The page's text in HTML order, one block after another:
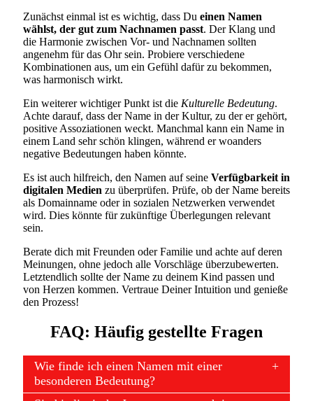
Zunächst einmal ist es wichtig, dass Du einen Namen
wählst, der gut zum Nachnamen passt. Der Klang und
die Harmonie zwischen Vor- und Nachnamen sollten
angenehm für das Ohr sein. Probiere verschiedene
Kombinationen aus, um ein Gefühl dafür zu bekommen,
was harmonisch wirkt.
Ein weiterer wichtiger Punkt ist die Kulturelle Bedeutung.
Achte darauf, dass der Name in der Kultur, zu der er gehört,
positive Assoziationen weckt. Manchmal kann ein Name in
einem Land sehr schön klingen, während er woanders
negative Bedeutungen haben könnte.
Es ist auch hilfreich, den Namen auf seine Verfügbarkeit in
digitalen Medien zu überprüfen. Prüfe, ob der Name bereits
als Domainname oder in sozialen Netzwerken verwendet
wird. Dies könnte für zukünftige Überlegungen relevant
sein.
Berate dich mit Freunden oder Familie und achte auf deren
Meinungen, ohne jedoch alle Vorschläge überzubewerten.
Letztendlich sollte der Name zu deinem Kind passen und
von Herzen kommen. Vertraue Deiner Intuition und genieße
den Prozess!
FAQ: Häufig gestellte Fragen
Wie finde ich einen Namen mit einer
besonderen Bedeutung?